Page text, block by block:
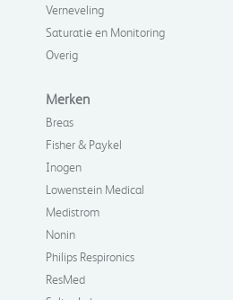
Verneveling
Saturatie en Monitoring
Overig
Merken
Breas
Fisher & Paykel
Inogen
Lowenstein Medical
Medistrom
Nonin
Philips Respironics
ResMed